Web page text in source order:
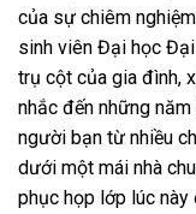
của sự chiêm
sinh viên Đại học
trụ cột của gia đình,
nhắc đến những
người bạn từ nhiều
dưới một mái nhà
phục họp lớp lúc này